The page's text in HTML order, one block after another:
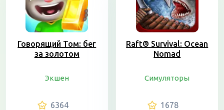
Говорящий Том: бег
за золотом
Экшен
6364
Raft® Survival: Ocean
Nomad
Симуляторы
1678